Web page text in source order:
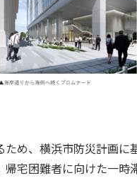
め、横浜市防災計画
宅困難者に向けた一